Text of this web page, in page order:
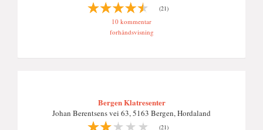
(21)
10 kommentar
forhåndsvisning
Bergen Klatresenter
Johan Berentsens vei 63, 5163 Bergen, Hordaland
(21)